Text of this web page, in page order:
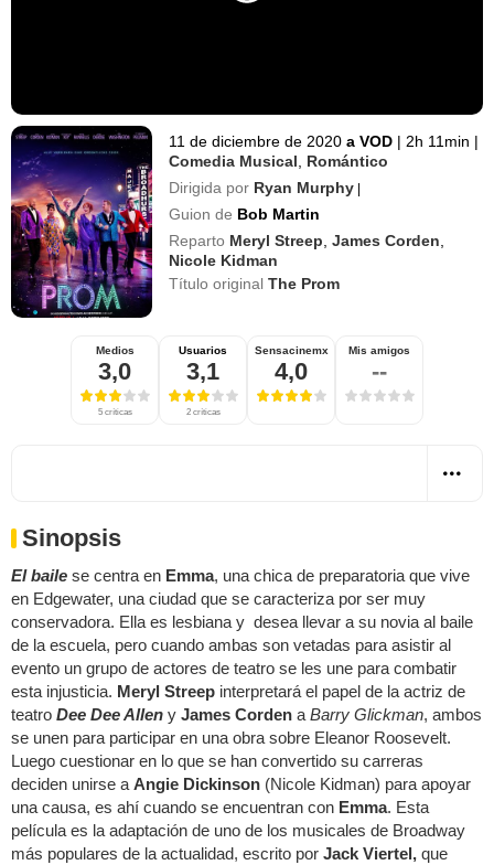
11 de diciembre de 2020 a VOD | 2h 11min |
Comedia Musical
Romántico
Dirigida por Ryan Murphy |
Guion de Bob Martin
Reparto Meryl Streep ,James Corden
Nicole Kidman
Título originalThe Prom
Medios
3,0
5 críticas
Usuarios
3,1
2 críticas
Sensacinemx
4,0
Mis amigos
--
Sinopsis
El baile se centra en Emma, una chica de preparatoria que vive
en Edgewater, una ciudad que se caracteriza por ser muy
conservadora. Ella es lesbiana y desea llevar a su novia al baile
de la escuela, pero cuando ambas son vetadas para asistir al
evento un grupo de actores de teatro se les une para combatir
esta injusticia. Meryl Streep interpretará el papel de la actriz de
teatro Dee Dee Allen y James Corden a Barry Glickman, ambos
se unen para participar en una obra sobre Eleanor Roosevelt.
Luego cuestionar en lo que se han convertido su carreras
deciden unirse a Angie Dickinson (Nicole Kidman) para apoyar
una causa, es ahí cuando se encuentran con Emma. Esta
película es la adaptación de uno de los musicales de Broadway
más populares de la actualidad, escrito por Jack Viertel, que